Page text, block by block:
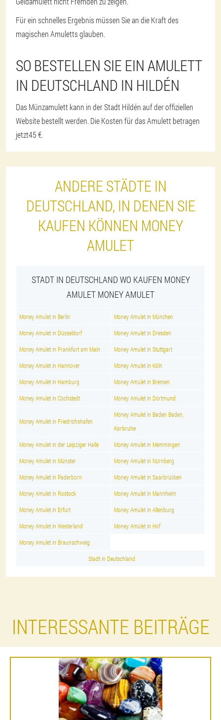
Für ein schnelles Ergebnis müssen Sie an die Kraft des
magischen Amuletts glauben.
SO BESTELLEN SIE EIN AMULETT
IN DEUTSCHLAND IN HILDÉN
Das Münzamulett kann in der Stadt Hildén auf der offiziellen
Website bestellt werden. Die Kosten für das Amulett betragen
jetzt45 €.
ANDERE STÄDTE IN
DEUTSCHLAND, IN DENEN SIE
KAUFEN KÖNNEN MONEY
AMULET
STADT IN DEUTSCHLAND WO KAUFEN MONEY
AMULET MONEY AMULET
Money Amulet in Berlin Money Amulet in München
Money Amulet in Düsseldorf Money Amulet in Dresden
Money Amulet in Frankfurt am Main Money Amulet in Stuttgart
Money Amulet in Hannover Money Amulet in Köln
Money Amulet in Hamburg Money Amulet in Bremen
Money Amulet in Cochstedt Money Amulet in Dortmund
Money Amulet in Friedrichshafen
Money Amulet in Baden Baden,
Karlsruhe
Money Amulet in der Leipziger Halle Money Amulet in Memmingen
Money Amulet in Münster Money Amulet in Nürnberg
Money Amulet in Paderborn Money Amulet in Saarbrücken
Money Amulet in Rostock Money Amulet in Mannheim
Money Amulet in Erfurt Money Amulet in Altenburg
Money Amulet in Westerland Money Amulet in Hof
Money Amulet in Braunschweig
Stadt in Deutschland
INTERESSANTE BEITRÄGE